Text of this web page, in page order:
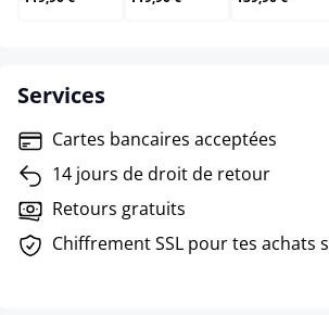
Services
Cartes bancaires acceptées
14 jours de droit de retour
Retours gratuits
Chiffrement SSL pour tes achats